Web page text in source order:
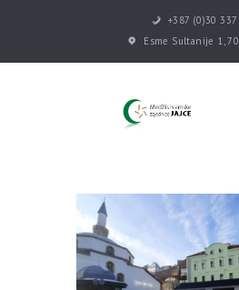
+387 (0)30 337
Esme Sultanije 1,
POČETNA
DŽEMATI
MEKTEB
ASOCIJACIJE
USLUGE